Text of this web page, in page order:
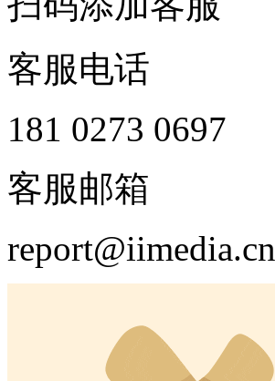
客服电话
181 0273 0697
客服邮箱
report@iimedia.cn